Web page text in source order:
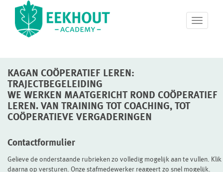
T
o
a
o
KAGAN COÖPERATIEF LEREN:
TRAJECTBEGELEIDING
WE WERKEN MAATGERICHT ROND COÖPERATIEF
LEREN. VAN TRAINING TOT COACHING, TOT
COÖPERATIEVE VERGADERINGEN
Contactformulier
Gelieve de onderstaande rubrieken zo volledig mogelijk aan te vullen. Klik
daarna op versturen. Onze stafmedewerker reageert zo snel mogelijk.